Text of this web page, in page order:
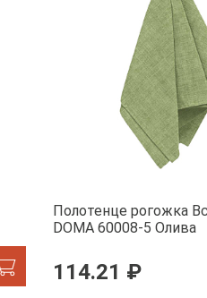
Полотенце рогожка
DOMA 60008-5 Олива
114.21 ₽